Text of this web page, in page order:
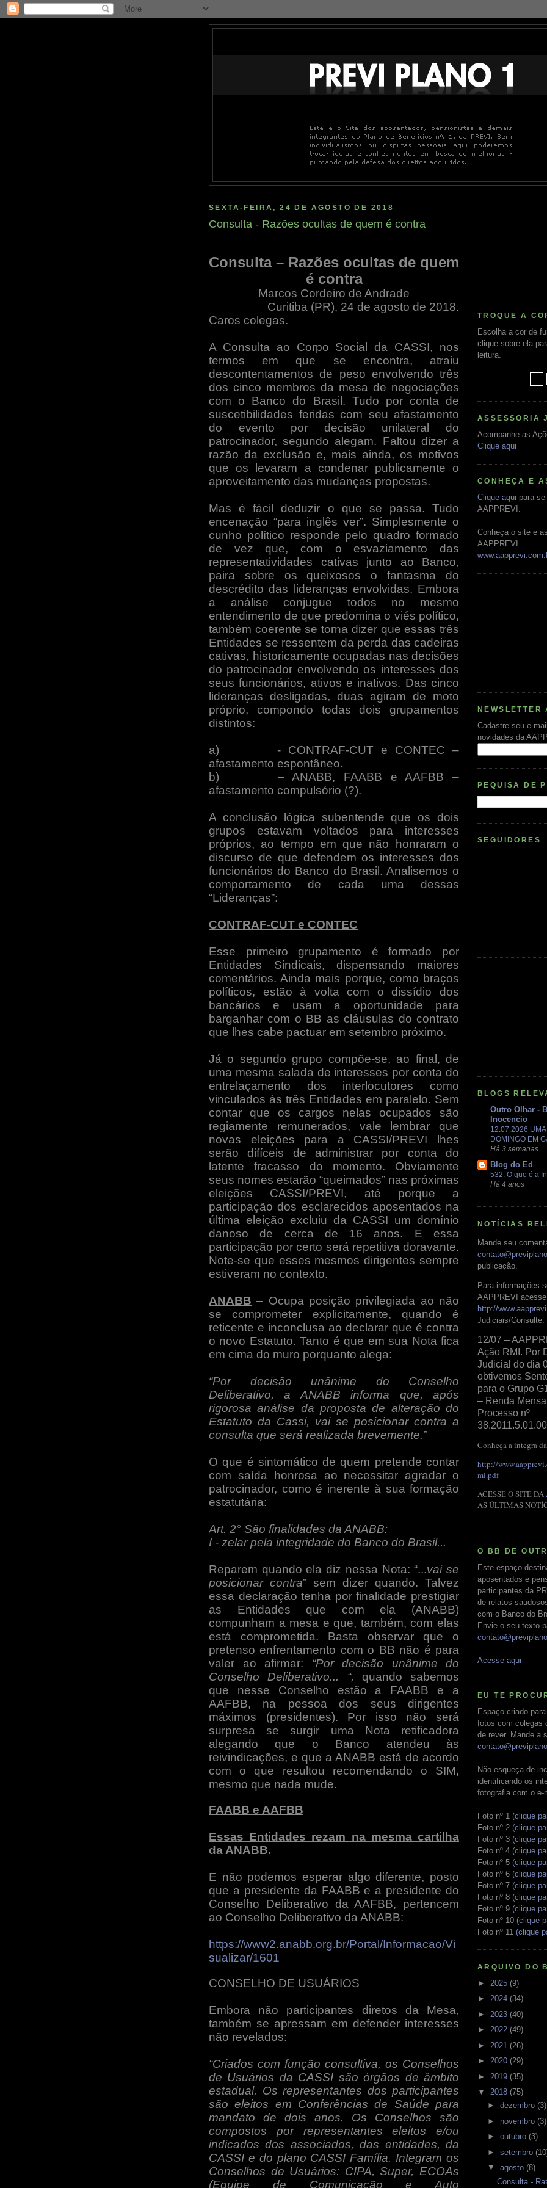
SEXTA-FEIRA, 24 DE AGOSTO DE 2018
Consulta - Razões ocultas de quem é contra
Consulta – Razões ocultas de quem
é contra
Marcos Cordeiro de Andrade
Curitiba (PR), 24 de agosto de 2018.
Caros colegas.
A Consulta ao Corpo Social da CASSI, nos
termos em que se encontra, atraiu
descontentamentos de peso envolvendo três
dos cinco membros da mesa de negociações
com o Banco do Brasil. Tudo por conta de
suscetibilidades feridas com seu afastamento
do evento por decisão unilateral do
patrocinador, segundo alegam. Faltou dizer a
razão da exclusão e, mais ainda, os motivos
que os levaram a condenar publicamente o
aproveitamento das mudanças propostas.
Mas é fácil deduzir o que se passa. Tudo
encenação “para inglês ver”. Simplesmente o
cunho político responde pelo quadro formado
de vez que, com o esvaziamento das
representatividades cativas junto ao Banco,
paira sobre os queixosos o fantasma do
descrédito das lideranças envolvidas. Embora
a análise conjugue todos no mesmo
entendimento de que predomina o viés político,
também coerente se torna dizer que essas três
Entidades se ressentem da perda das cadeiras
cativas, historicamente ocupadas nas decisões
do patrocinador envolvendo os interesses dos
seus funcionários, ativos e inativos. Das cinco
lideranças desligadas, duas agiram de moto
próprio, compondo todas dois grupamentos
distintos:
a)
- CONTRAF-CUT e CONTEC –
afastamento espontâneo.
b)
– ANABB, FAABB e AAFBB –
afastamento compulsório (?).
A conclusão lógica subentende que os dois
grupos estavam voltados para interesses
próprios, ao tempo em que não honraram o
discurso de que defendem os interesses dos
funcionários do Banco do Brasil. Analisemos o
comportamento de cada uma dessas
“Lideranças”:
CONTRAF-CUT e CONTEC
Esse primeiro grupamento é formado por
Entidades Sindicais, dispensando maiores
comentários. Ainda mais porque, como braços
políticos, estão à volta com o dissídio dos
bancários e usam a oportunidade para
barganhar com o BB as cláusulas do contrato
que lhes cabe pactuar em setembro próximo.
Já o segundo grupo compõe-se, ao final, de
uma mesma salada de interesses por conta do
entrelaçamento dos interlocutores como
vinculados às três Entidades em paralelo. Sem
contar que os cargos nelas ocupados são
regiamente remunerados, vale lembrar que
novas eleições para a CASSI/PREVI lhes
serão difíceis de administrar por conta do
latente fracasso do momento. Obviamente
seus nomes estarão “queimados” nas próximas
eleições CASSI/PREVI, até porque a
participação dos esclarecidos aposentados na
última eleição excluiu da CASSI um domínio
danoso de cerca de 16 anos. E essa
participação por certo será repetitiva doravante.
Note-se que esses mesmos dirigentes sempre
estiveram no contexto.
ANABB – Ocupa posição privilegiada ao não
se comprometer explicitamente, quando é
reticente e inconclusa ao declarar que é contra
o novo Estatuto. Tanto é que em sua Nota fica
em cima do muro porquanto alega:
“Por decisão unânime do Conselho
Deliberativo, a ANABB informa que, após
rigorosa análise da proposta de alteração do
Estatuto da Cassi, vai se posicionar contra a
consulta que será realizada brevemente.”
O que é sintomático de quem pretende contar
com saída honrosa ao necessitar agradar o
patrocinador, como é inerente à sua formação
estatutária:
Art. 2° São finalidades da ANABB:
I - zelar pela integridade do Banco do Brasil...
Reparem quando ela diz nessa Nota: “...vai se
posicionar contra” sem dizer quando. Talvez
essa declaração tenha por finalidade prestigiar
as Entidades que com ela (ANABB)
compunham a mesa e que, também, com elas
está comprometida. Basta observar que o
pretenso enfrentamento com o BB não é para
valer ao afirmar: “Por decisão unânime do
Conselho Deliberativo... “, quando sabemos
que nesse Conselho estão a FAABB e a
AAFBB, na pessoa dos seus dirigentes
máximos (presidentes). Por isso não será
surpresa se surgir uma Nota retificadora
alegando que o Banco atendeu às
reivindicações, e que a ANABB está de acordo
com o que resultou recomendando o SIM,
mesmo que nada mude.
FAABB e AAFBB
Essas Entidades rezam na mesma cartilha
da ANABB.
E não podemos esperar algo diferente, posto
que a presidente da FAABB e a presidente do
Conselho Deliberativo da AAFBB, pertencem
ao Conselho Deliberativo da ANABB:
https://www2.anabb.org.br/Portal/Informacao/Vi
sualizar/1601
CONSELHO DE USUÁRIOS
Embora não participantes diretos da Mesa,
também se apressam em defender interesses
não revelados:
“Criados com função consultiva, os Conselhos
de Usuários da CASSI são órgãos de âmbito
estadual. Os representantes dos participantes
são eleitos em Conferências de Saúde para
mandato de dois anos. Os Conselhos são
compostos por representantes eleitos e/ou
indicados dos associados, das entidades, da
CASSI e do plano CASSI Família. Integram os
Conselhos de Usuários: CIPA, Super, ECOAs
(Equipe de Comunicação e Auto
TROQUE A
Escolha a cor de
clique sobre ela
leitura.
ASSESSORIA
Acompanhe as
Clique aqui
CONHEÇA E
Clique aqui para
AAPPREVI.
Conheça o site e
AAPPREVI.
NEWSLETTER
Cadastre seu e-
novidades da
PEQUISA DE
SEGUIDORES
BLOGS
Outro Olhar -
Inocencio
12.07.2026
DOMINGO EM
Há 3 semanas
Blog do Ed
532. O que é a
Há 4 anos
NOTÍCIAS
Mande seu
publicação.
Para informações
AAPPREVI
http://
Judiciais/Consulte.
12/07 –
Ação RMI. Por
Judicial do dia
obtivemos
para o Grupo
– Renda
Processo nº
Conheça a íntegra
http://
mi.pdf
ACESSE O SITE DA
AS ÚLTIMAS
O BB DE
Este espaço
aposentados e
participantes da
de relatos
com o Banco do
Envie o seu texto
Acesse aqui
EU TE
Espaço criado
fotos com colegas
de rever. Mande a
Não esqueça de
identificando os
fotografia com o e-
Foto nº 1 (clique
Foto nº 2 (clique
Foto nº 3 (clique
Foto nº 4 (clique
Foto nº 5 (clique
Foto nº 6 (clique
Foto nº 7 (clique
Foto nº 8 (clique
Foto nº 9 (clique
Foto nº 10 (clique
Foto nº 11 (clique
ARQUIVO DO
► 2025 (9)
► 2024 (34)
► 2023 (40)
► 2022 (49)
► 2021 (26)
► 2020 (29)
► 2019 (35)
▼ 2018 (75)
► dezembro (3)
► novembro (3)
► outubro (3)
► setembro
▼ agosto (8)
Consulta -